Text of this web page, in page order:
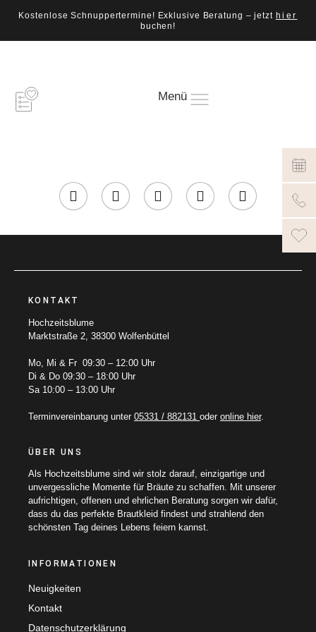
Kostenlose Schnuppertermine! Exklusive Beratung – jetzt hier
buchen!
Menü
KONTAKT
Hochzeitsblume
Marktstraße 2, 38300 Wolfenbüttel
Mo, Mi & Fr 09:30 – 12:00 Uhr
Di & Do 09:30 – 18:00 Uhr
Sa 10:00 – 13:00 Uhr
Terminvereinbarung unter 05331 / 882131 oder online hier.
ÜBER UNS
Als Hochzeitsblume sind wir stolz darauf, einzigartige und
unvergessliche Momente für Bräute zu schaffen. Mit unserer
aufrichtigen, offenen und ehrlichen Beratung sorgen wir dafür,
dass du das perfekte Brautkleid findest und strahlend den
schönsten Tag deines Lebens feiern kannst.
INFORMATIONEN
Neuigkeiten
Kontakt
Datenschutzerklärung